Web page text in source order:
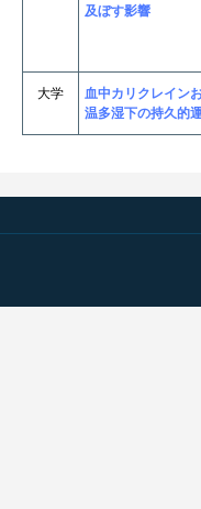
及ぼす影響
大学
血中カリクレイン
温多湿下の持久的